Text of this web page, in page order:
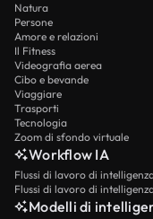
Natura
Persone
Amore e relazioni
Il Fitness
Videografia aerea
Cibo e bevande
Viaggiare
Trasporti
Tecnologia
Zoom di sfondo virtuale
Workflow IA
Flussi di lavoro di
Modelli di